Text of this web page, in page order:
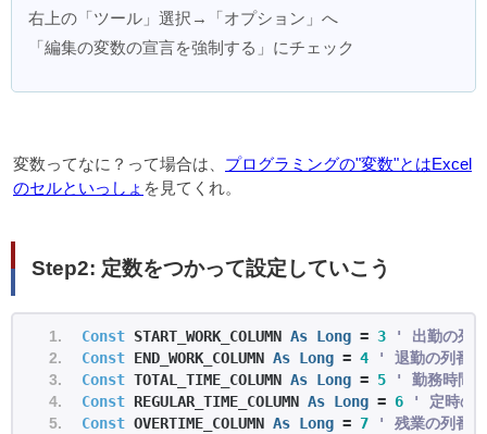
右上の「ツール」選択→「オプション」へ
「編集の変数の宣言を強制する」にチェック
変数ってなに？って場合は、 プログラミングの"変数"とはExcel
のセルといっしょ を見てくれ。
Step2: 定数をつかって設定していこう
Const START_WORK_COLUMN As Long = 3
' 出勤の列
Const END_WORK_COLUMN As Long = 4
' 退勤の列番号
Const TOTAL_TIME_COLUMN As Long = 5
' 勤務時間
Const REGULAR_TIME_COLUMN As Long = 6
' 定時の
Const OVERTIME_COLUMN As Long = 7
' 残業の列番号